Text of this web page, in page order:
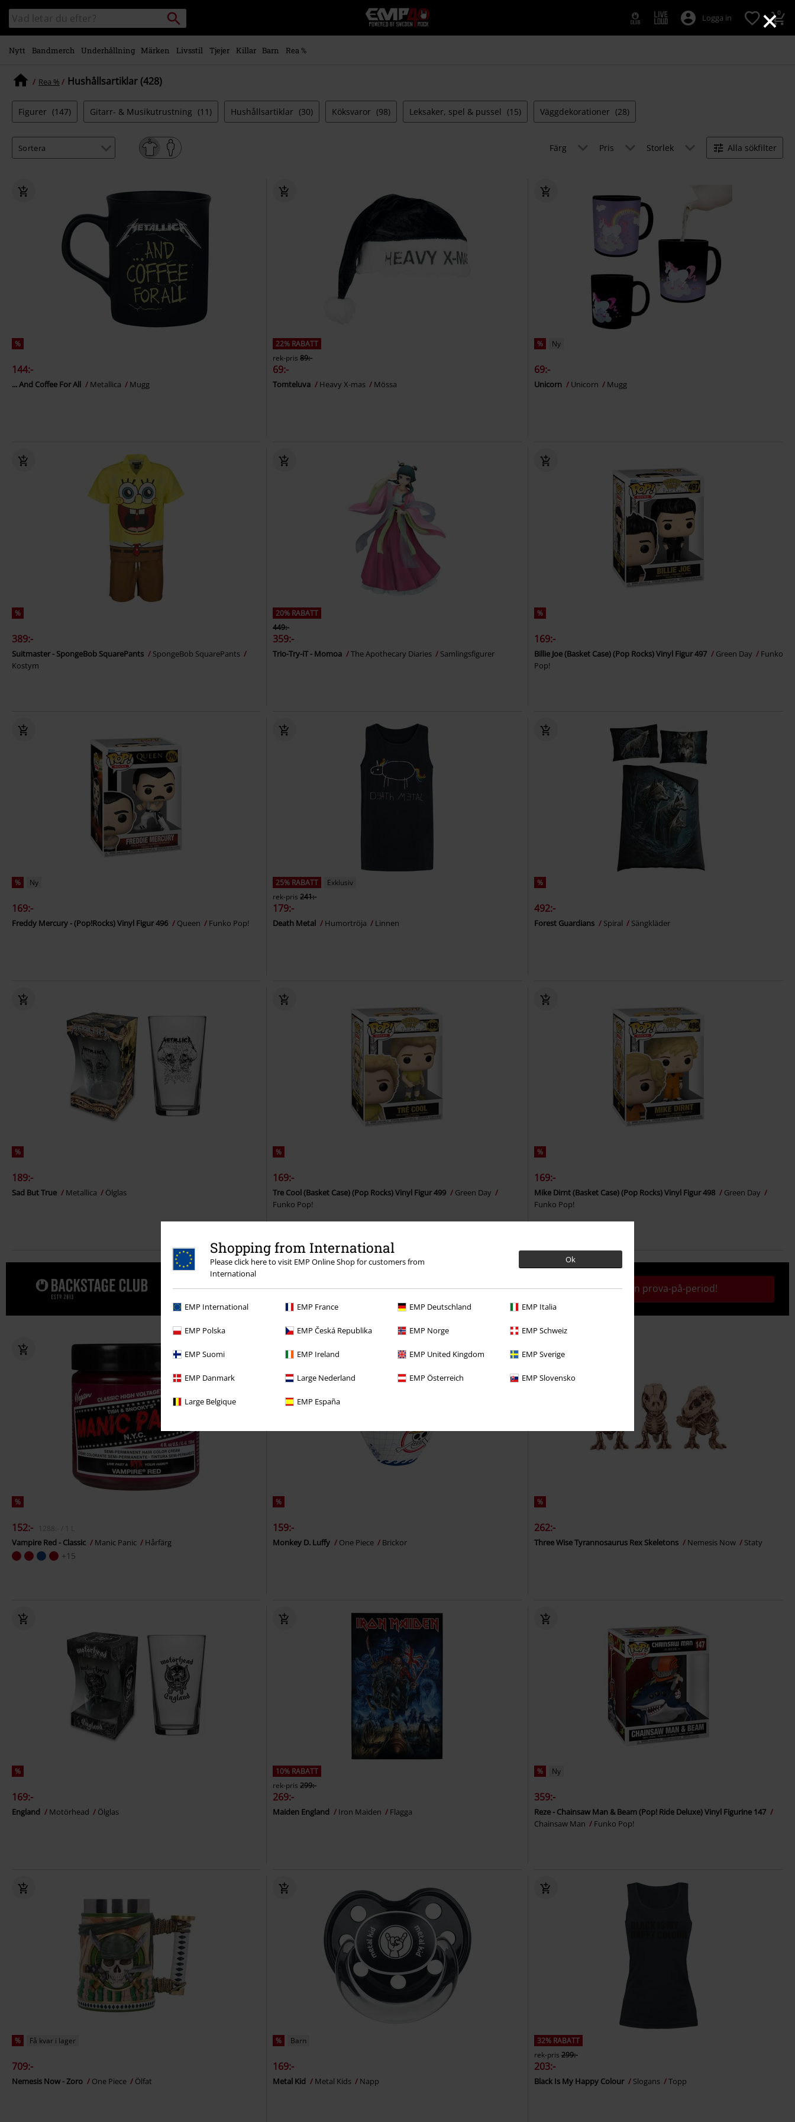
×
Shopping from International
Please click here to visit EMP Online Shop for customers from
International
Ok
EMP International EMP France EMP Deutschland EMP Italia
EMP Polska EMP Česká Republika EMP Norge EMP Schweiz
EMP Suomi EMP Ireland EMP United Kingdom EMP Sverige
EMP Danmark Large Nederland EMP Österreich EMP Slovensko
Large Belgique EMP España
Gå till
huvudinnehåll
Sök
i
katalogen
Sök
EMP
-
Musik,
Alternativt
Mode
Logga in 0
Nytt Bandmerch Underhållning Märken Livsstil Tjejer Killar Barn Rea %
Rea % Hushållsartiklar (428)
Figurer (147) Gitarr- & Musikutrustning (11) Hushållsartiklar (30) Köksvaror (98) Leksaker, spel & pussel (15) Väggdekorationer (28)
Färg Pris Storlek Alla sökfilter
%
144:-
... And Coffee For All Metallica Mugg
22% RABATT
rek-pris 89:-
69:-
Tomteluva Heavy X-mas Mössa
% Ny
69:-
Unicorn Unicorn Mugg
%
389:-
Suitmaster - SpongeBob SquarePants
SpongeBob SquarePants
Kostym
20% RABATT
449:-
359:-
Trio-Try-iT - Momoa The Apothecary Diaries Samlingsfigurer
%
169:-
Billie Joe (Basket Case) (Pop Rocks) Vinyl Figur 497 Green Day
Funko
Pop!
% Ny
169:-
Freddy Mercury - (Pop!Rocks) Vinyl Figur 496 Queen Funko Pop!
25% RABATT
Exklusiv
rek-pris 241:-
179:-
Death Metal Humortröja Linnen
%
492:-
Forest Guardians Spiral Sängkläder
%
189:-
Sad But True Metallica Ölglas
%
169:-
Tre Cool (Basket Case) (Pop Rocks) Vinyl Figur 499
Green Day
Funko Pop!
%
169:-
Mike Dirnt (Basket Case) (Pop Rocks) Vinyl Figur 498
Green Day
Funko Pop!
Unna dig en 30-dagars provperiod i vår BACKSTAGE CLUB Aktivera din prova-på-period!
%
152:- 1288:- / 1 L
Vampire Red - Classic Manic Panic Hårfärg
+15
%
159:-
Monkey D. Luffy One Piece Brickor
%
262:-
Three Wise Tyrannosaurus Rex Skeletons Nemesis Now Staty
%
169:-
England Motörhead Ölglas
10% RABATT
rek-pris 299:-
269:-
Maiden England Iron Maiden Flagga
% Ny
359:-
Reze - Chainsaw Man & Beam (Pop! Ride Deluxe) Vinyl Figurine 147
Chainsaw Man
Funko Pop!
% Få kvar i lager
709:-
Nemesis Now - Zoro One Piece Ölfat
% Barn
169:-
Metal Kid Metal Kids Napp
32% RABATT
rek-pris 299:-
203:-
Black Is My Happy Colour Slogans Topp